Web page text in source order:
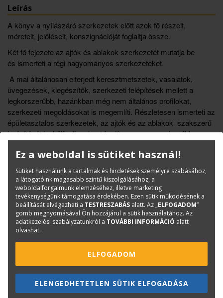
Leírás
A könyv a nyílászáró szerkezetek előtt azok fő részeit,
méreteit, jelöléseit, konszignációját foglaltja össze.
Két fő fejezete az ajtók és ablakok szerkezetét mutatja be
és ismerteti a régi hagyományos szerkezeteket.
A mai általánosan elterjedt keresztmetszetek, vasalatok,
üvegezések, kiegészítők, szerkezeti felépítések mellett a
legkorszerűbb, hazánkban még nem általános profilokat,
szerkezeti megoldásokat is megemlíti. Részletesen ismerteti az
épületasztalos szerkezetek, az ajtók és az ablakok szakszerű
beépítését is, külön figyelmet fordítva az egyre szigorúbb
A korszerű nyílászárók gyártástechnológiája külön fejezetbe
került. Itt egy ablak és egy ajtó gyártását lépésenként, fotókkal
illusztrálva láthatjuk.
A könyvet árnyékoló szerkezetek, faburkolatok és falépcsők
szerkezetinek rövid ismertetése zárja.
Könyvinfó
Építéstechnika, épületszerkezetek
Tankönyv
Ez a weboldal is sütiket használ!
Sütiket használunk a tartalmak és hirdetések személyre szabásához,
a látogatóink magasabb szintű kiszolgálásához, a
weboldalforgalmunk elemzéséhez, illetve marketing
tevékenységünk támogatása érdekében. Ezen sütik működésének a
beállítását elvégezheti a TESTRESZABÁS alatt. Az „ELFOGADOM”
gomb megnyomásával Ön hozzájárul a sütik használatához. Az
adatkezelési szabályzatunkról a TOVÁBBI INFORMÁCIÓ alatt
olvashat.
ELFOGADOM
ELENGEDHETETLEN SÜTIK ELFOGADÁSA